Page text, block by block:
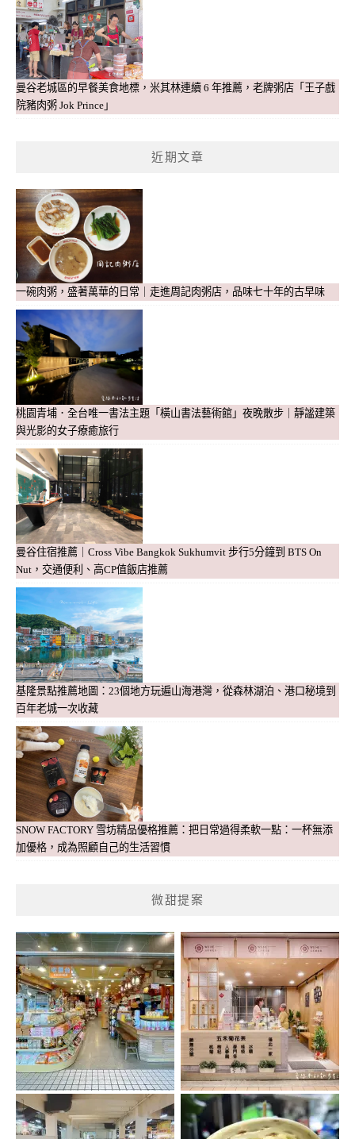
曼谷老城區的早餐美食地標，米其林連續 6 年推薦，老牌粥店「王子戲
院豬肉粥 Jok Prince」
近期文章
一碗肉粥，盛著萬華的日常｜走進周記肉粥店，品味七十年的古早味
桃園青埔．全台唯一書法主題「橫山書法藝術館」夜晚散步｜靜謐建築
與光影的女子療癒旅行
曼谷住宿推薦｜Cross Vibe Bangkok Sukhumvit 步行5分鐘到 BTS On
Nut，交通便利、高CP值飯店推薦
基隆景點推薦地圖：23個地方玩遍山海港灣，從森林湖泊、港口秘境到
百年老城一次收藏
SNOW FACTORY 雪坊精品優格推薦：把日常過得柔軟一點：一杯無添
加優格，成為照顧自己的生活習慣
微甜提案